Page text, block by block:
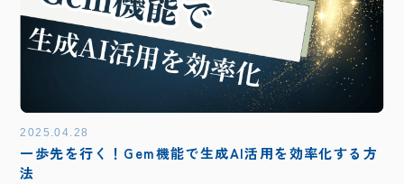
2025.04.28
一歩先を行く！Gem機能で生成AI活用を効率化する方
法